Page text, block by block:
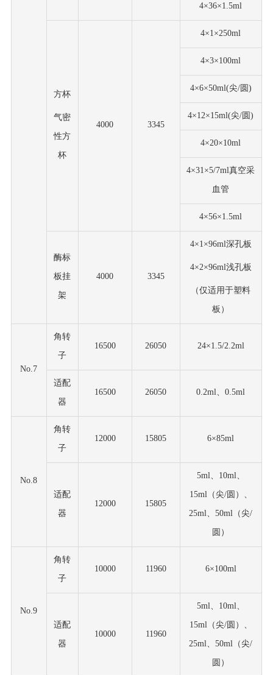
4×36×1.5ml
方杯
气密
性方
杯
4000 3345
4×1×250ml
4×3×100ml
4×6×50ml(尖/圆)
4×12×15ml(尖/圆)
4×20×10ml
4×31×5/7ml真空采
血管
4×56×1.5ml
酶标
板挂
架
4000 3345
4×1×96ml深孔板
4×2×96ml浅孔板
（仅适用于塑料
板）
No.7
角转
子
16500 26050 24×1.5/2.2ml
适配
器
16500 26050 0.2ml、0.5ml
No.8
角转
子
12000 15805 6×85ml
适配
器
12000 15805
5ml、10ml、
15ml（尖/圆）、
25ml、50ml（尖/
圆）
No.9
角转
子
10000 11960 6×100ml
适配
器
10000 11960
5ml、10ml、
15ml（尖/圆）、
25ml、50ml（尖/
圆）